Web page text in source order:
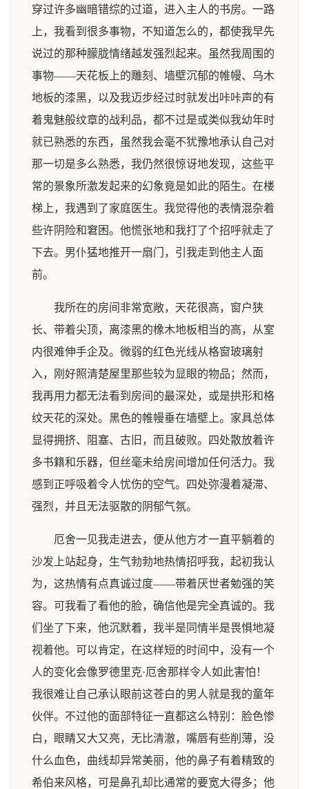
穿过许多幽暗错综的过道，进入主人的书房。一路
上，我看到很多事物，不知道怎么的，都使我早先
说过的那种朦胧情绪越发强烈起来。虽然我周围的
事物——天花板上的雕刻、墙壁沉郁的帷幔、乌木
地板的漆黑，以及我迈步经过时就发出咔咔声的有
着鬼魅般纹章的战利品，都不过是或类似我幼年时
就已熟悉的东西，虽然我会毫不犹豫地承认自己对
那一切是多么熟悉，我仍然很惊讶地发现，这些平
常的景象所激发起来的幻象竟是如此的陌生。在楼
梯上，我遇到了家庭医生。我觉得他的表情混杂着
些许阴险和窘困。他慌张地和我打了个招呼就走了
下去。男仆猛地推开一扇门，引我走到他主人面
前。
我所在的房间非常宽敞，天花很高，窗户狭
长、带着尖顶，离漆黑的橡木地板相当的高，从室
内很难伸手企及。微弱的红色光线从格窗玻璃射
入，刚好照清楚屋里那些较为显眼的物品；然而，
我再用力都无法看到房间的最深处，或是拱形和格
纹天花的深处。黑色的帷幔垂在墙壁上。家具总体
显得拥挤、阻塞、古旧，而且破败。四处散放着许
多书籍和乐器，但丝毫未给房间增加任何活力。我
感到正呼吸着令人忧伤的空气。四处弥漫着凝滞、
强烈，并且无法驱散的阴郁气氛。
厄舍一见我走进去，便从他方才一直平躺着的
沙发上站起身，生气勃勃地热情招呼我，起初我认
为，这热情有点真诚过度——带着厌世者勉强的笑
容。可我看了看他的脸，确信他是完全真诚的。我
们坐了下来，他沉默着，我半是同情半是畏惧地凝
视着他。可以肯定，在这样短的时间中，没有一个
人的变化会像罗德里克·厄舍那样令人如此害怕！
我很难让自己承认眼前这苍白的男人就是我的童年
伙伴。不过他的面部特征一直都这么特别：脸色惨
白，眼睛又大又亮，无比清澈，嘴唇有些削薄，没
什么血色，曲线却异常美丽，他的鼻子有着精致的
希伯来风格，可是鼻孔却比通常的要宽大得多；他